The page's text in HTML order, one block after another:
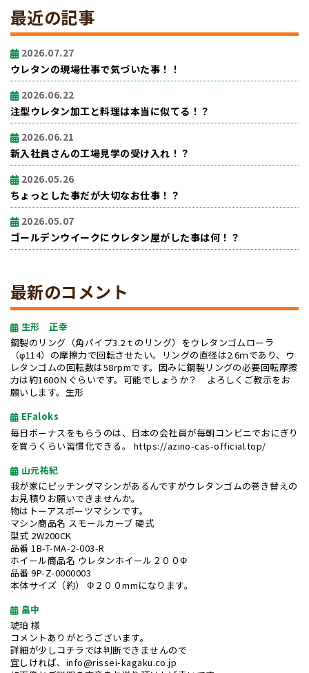
最近の記事
2026.07.27
ウレタンの現場仕事で気づいた事！！
2026.06.22
注型ウレタン加工と料理は本当に似てる！？
2026.06.21
新入社員さんの工場見学の受け入れ！？
2026.05.26
ちょっとした事だが大切なお仕事！？
2026.05.07
ゴールデンウイークにウレタン屋がした事は何！？
最新のコメント
生形 正幸
鋼製のリング（角パイプ3.2ｔのリング）をウレタンゴムローラ
（φ114）の摩擦力で回転させたい。リングの直径は2.6ｍであり、ウ
レタンゴムの回転数は58rpmです。因みに鋼製リングの必要回転摩擦
力は約1600Ｎぐらいです。可能でしょうか？ よろしくご教示をお
願いします。生形
EFaloks
毎日ボーナスをもらうのは、日本の会社員が毎朝コンビニでおにぎり
を買うくらい習慣化できる。 https://azino-cas-official.top/
山元祐紀
我が家にピッチングマシンがあるんですがウレタンゴムの巻き替えの
お見積りお願いできませんか。
物はトーアスポーツマシンです。
マシン商品名 スモールカーブ 硬式
型式 2W200CK
品番 1B-T-MA-2-003-R
ホイール商品名 ウレタンホイール２００Φ
品番 9P-Z-0000003
本体サイズ（約） Φ２００mmになります。
畠中
琥珀 様
コメントありがとうございます。
詳細が少しコチラでは判断できませんので
宜しければ、info@rissei-kagaku.co.jp